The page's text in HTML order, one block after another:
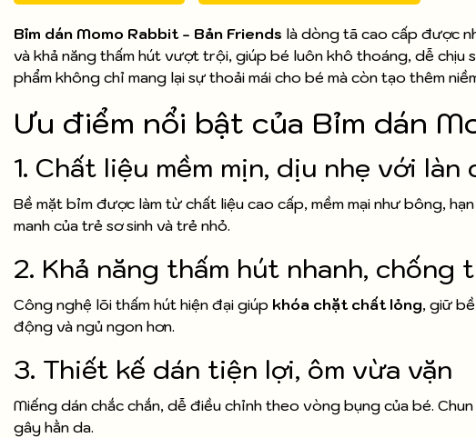
Bỉm dán Momo Rabbit - Bản Friends là dòng tã cao cấp được
và khả năng thấm hút vượt trội, giúp bé luôn khô thoáng, dễ
phẩm không chỉ mang lại sự thoải mái cho bé mà còn tạo thêm
Ưu điểm nổi bật của Bỉm dán
1. Chất liệu mềm mịn, dịu nhẹ với làn
Bề mặt bỉm được làm từ chất liệu cao cấp, mềm mại như bông,
manh của trẻ sơ sinh và trẻ nhỏ.
2. Khả năng thấm hút nhanh, chống
Công nghệ lõi thấm hút hiện đại giúp khóa chặt chất lỏng, giữ
động và ngủ ngon hơn.
3. Thiết kế dán tiện lợi, ôm vừa vặn
Miếng dán chắc chắn, dễ điều chỉnh theo vòng bụng của bé.
gây hằn da.